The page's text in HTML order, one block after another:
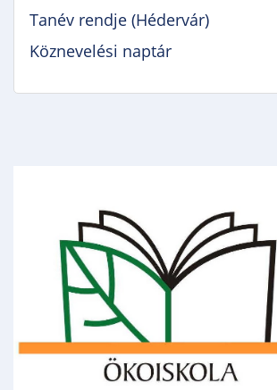
Tanév rendje (Hédervár)
Köznevelési naptár